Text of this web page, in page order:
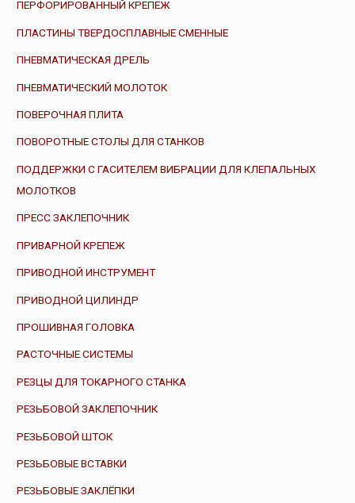
ПЕРФОРИРОВАННЫЙ КРЕПЕЖ
ПЛАСТИНЫ ТВЕРДОСПЛАВНЫЕ СМЕННЫЕ
ПНЕВМАТИЧЕСКАЯ ДРЕЛЬ
ПНЕВМАТИЧЕСКИЙ МОЛОТОК
ПОВЕРОЧНАЯ ПЛИТА
ПОВОРОТНЫЕ СТОЛЫ ДЛЯ СТАНКОВ
ПОДДЕРЖКИ С ГАСИТЕЛЕМ ВИБРАЦИИ ДЛЯ КЛЕПАЛЬНЫХ
МОЛОТКОВ
ПРЕСС ЗАКЛЕПОЧНИК
ПРИВАРНОЙ КРЕПЕЖ
ПРИВОДНОЙ ИНСТРУМЕНТ
ПРИВОДНОЙ ЦИЛИНДР
ПРОШИВНАЯ ГОЛОВКА
РАСТОЧНЫЕ СИСТЕМЫ
РЕЗЦЫ ДЛЯ ТОКАРНОГО СТАНКА
РЕЗЬБОВОЙ ЗАКЛЕПОЧНИК
РЕЗЬБОВОЙ ШТОК
РЕЗЬБОВЫЕ ВСТАВКИ
РЕЗЬБОВЫЕ ЗАКЛЁПКИ